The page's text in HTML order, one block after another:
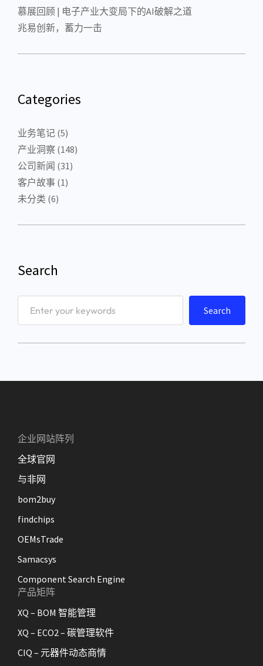
慕展回顾 | 电子产业大变局下的AI破解之道
兆易创新，蓄力一击
Categories
业务笔记 (5)
产业洞察 (148)
公司新闻 (31)
客户故事 (1)
未分类 (6)
Search
Search
企业网站阵列
全球官网
与非网
bom2buy
findchips
OEMsTrade
Samacsys
Component Search Engine
产品矩阵
XQ – BOM 智能管理
XQ – ECO2 – 碳管理软件
CIQ – 元器件动态商情